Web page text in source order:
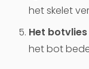
het skelet
Het botvlies
het bot